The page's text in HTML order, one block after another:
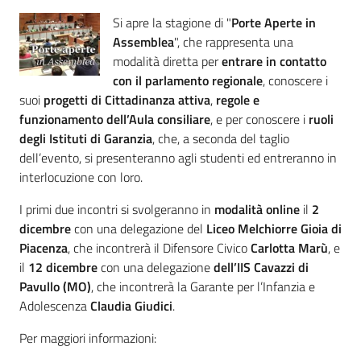
su
Assemblea
legislativa
Assemblea
Si apre la stagione di "Porte Aperte in
Assemblea", che rappresenta una
modalità diretta perentrare in contatto
con il parlamento regionale, conoscere i
suoi progetti di Cittadinanza attiva, regole e
funzionamento dell’Aula consiliare, e per conoscere i ruoli
degli Istituti di Garanzia, che, a seconda del taglio
dell’evento, si presenteranno agli studenti ed entreranno in
interlocuzione con loro.
I primi due incontri si svolgeranno in modalità online il 2
dicembrecon una delegazione del Liceo Melchiorre Gioia di
Piacenza, che incontrerà il Difensore CivicoCarlotta Marù, e
il 12 dicembrecon una delegazionedell’IIS Cavazzi di
Pavullo (MO), che incontrerà la Garante per l’Infanzia e
AdolescenzaClaudia Giudici.
Per maggiori informazioni: